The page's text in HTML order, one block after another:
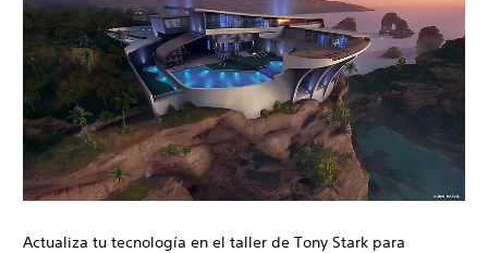
Actualiza tu tecnología en el taller de Tony Stark para